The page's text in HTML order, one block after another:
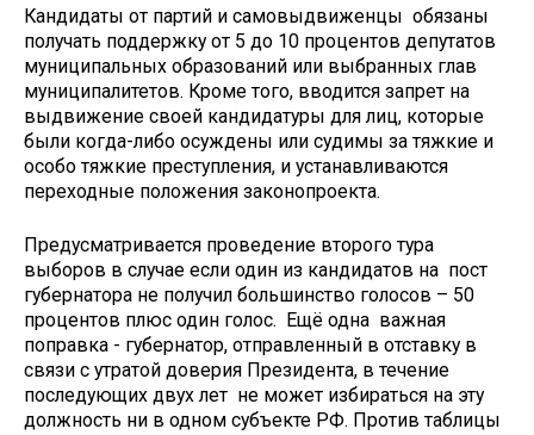
Кандидаты от партий и самовыдвиженцы обязаны
получать поддержку от 5 до 10 процентов депутатов
муниципальных образований или выбранных глав
муниципалитетов. Кроме того, вводится запрет на
выдвижение своей кандидатуры для лиц, которые
были когда-либо осуждены или судимы за тяжкие и
особо тяжкие преступления, и устанавливаются
переходные положения законопроекта.
Предусматривается проведение второго тура
выборов в случае если один из кандидатов на пост
губернатора не получил большинство голосов – 50
процентов плюс один голос. Ещё одна важная
поправка - губернатор, отправленный в отставку в
связи с утратой доверия Президента, в течение
последующих двух лет не может избираться на эту
должность ни в одном субъекте РФ. Против таблицы